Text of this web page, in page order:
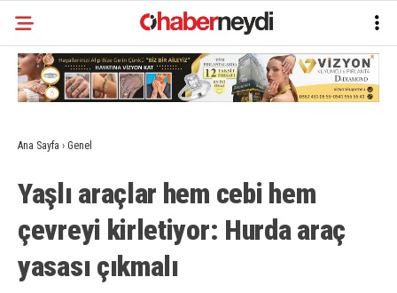
Ana Sayfa › Genel
Yaşlı araçlar hem cebi hem
çevreyi kirletiyor: Hurda araç
yasası çıkmalı